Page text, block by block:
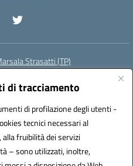
di tracciamento
di profilazione degli utenti -
tecnici necessari al
fruibilità dei servizi
– sono utilizzati, inoltre,
Strasatti (TP)
(IPA): istsc_tpic81600v